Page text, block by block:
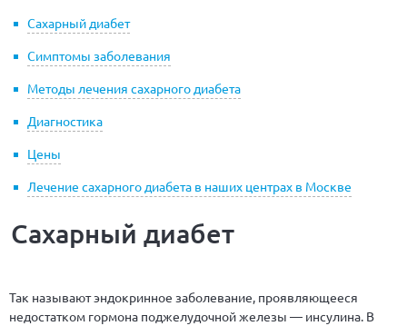
Сахарный диабет
Симптомы заболевания
Методы лечения сахарного диабета
Диагностика
Цены
Лечение сахарного диабета в наших центрах в Москве
Сахарный диабет
Так называют эндокринное заболевание, проявляющееся
недостатком гормона поджелудочной железы — инсулина. В